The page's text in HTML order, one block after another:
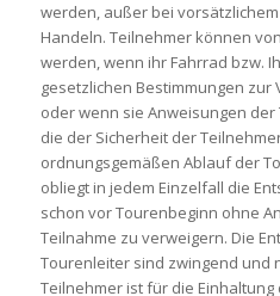
werden, außer bei
Handeln. Teilnehmer können
werden, wenn ihr Fahrrad bzw.
gesetzlichen Bestimmungen
oder wenn sie Anweisungen
die der Sicherheit der
ordnungsgemäßen Ablauf der
obliegt in jedem Einzelfall die
schon vor Tourenbeginn ohne
Teilnahme zu verweigern. Die
Tourenleiter sind zwingend und
Teilnehmer ist für die